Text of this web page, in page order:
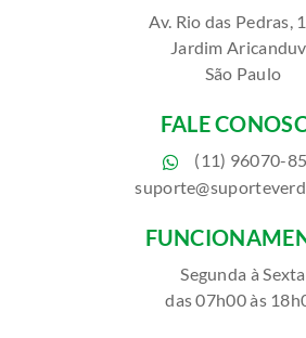
Av. Rio das Pedras,
Jardim
São Paulo
FALE
(11) 96070-
Segunda à Sexta
das 07h00 às